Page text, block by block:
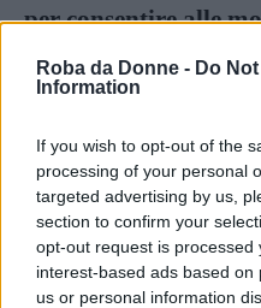
Roba da Donne - Do
Information
If you wish to opt-out of the
processing of your personal
targeted advertising by us,
section to confirm your
opt-out request is processed
interest-based ads based
us or personal information
per consentire alle
dal canto suo, si
oramai quasi dieci
contro l’Anoressia,
lanciò la sua
posare la modella e
di anoressia e morta